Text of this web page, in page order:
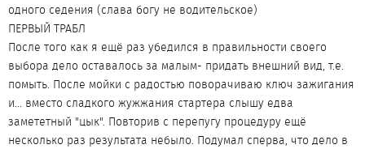
одного седения (слава богу не водительское)
ПЕРВЫЙ ТРАБЛ
После того как я ещё раз убедился в правильности своего
выбора дело оставалось за малым- придать внешний вид, т.е.
помыть. После мойки с радостью поворачиваю ключ зажигания
и... вместо сладкого жужжания стартера слышу едва
замететный "цык". Повторив с перепугу процедуру ещё
несколько раз результата небыло. Подумал сперва, что дело в